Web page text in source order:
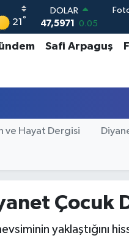
21 °
DOLAR
47,5971
0.05
EURO
55,1336 0.18
GRAM ALTIN
13.703
Safi Arpaguş
ve Hayat Dergisi
Çocuk
yaklaştığını